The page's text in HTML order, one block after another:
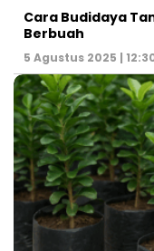
Cara Budidaya
Berbuah
5 Agustus 2025 |